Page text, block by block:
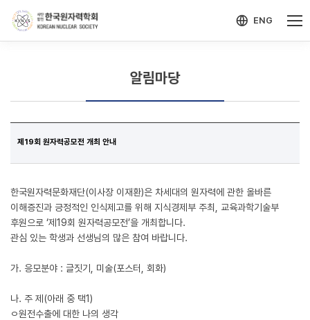
ENG
알림마당
제19회 원자력공모전 개최 안내
한국원자력문화재단(이사장 이재환)은 차세대의 원자력에 관한 올바른
이해증진과 긍정적인 인식제고를 위해 지식경제부 주최, 교육과학기술부
후원으로 ‘제19회 원자력공모전’을 개최합니다.
관심 있는 학생과 선생님의 많은 참여 바랍니다.
가. 응모분야 : 글짓기, 미술(포스터, 회화)
나. 주 제(아래 중 택1)
ㅇ원전수출에 대한 나의 생각